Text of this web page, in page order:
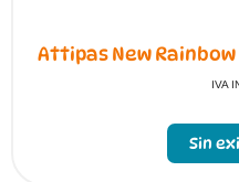
Attipas New Rainbow
IVA
Sin